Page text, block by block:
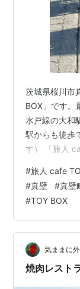
茨城県桜川市
BOX」です。
水戸線の大和
駅からも徒歩
す） 「旅人
Cafe’ Amelie
「旅人 cafe
た。「旅人
す。…
#旅人 cafe
#真壁 #真壁
#TOY BOX
気ままに
焼肉レスト